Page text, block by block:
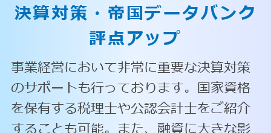
決算対策・ 帝国データバンク
評点アップ
事業経営において非常に重要な決算対策
のサポートも行っております。国家資格
を保有する税理士や公認会計士をご紹介